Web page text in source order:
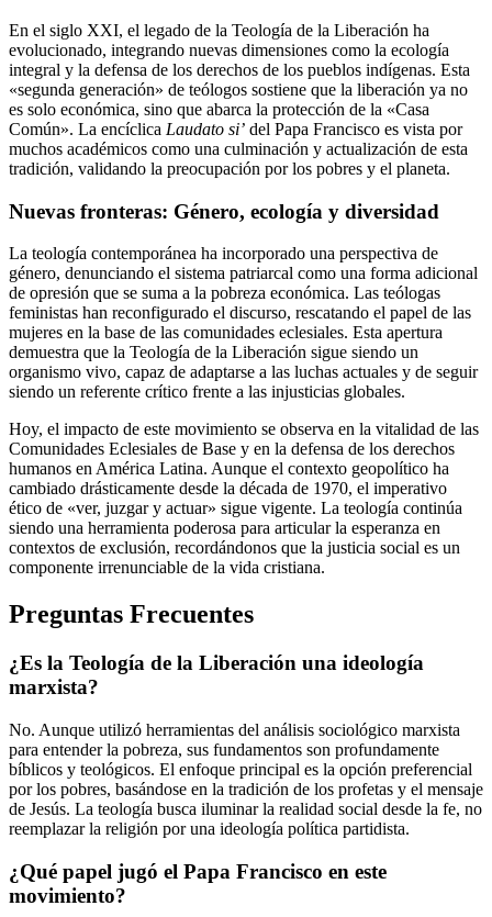
En el siglo XXI, el legado de la Teología de la Liberación ha
evolucionado, integrando nuevas dimensiones como la ecología
integral y la defensa de los derechos de los pueblos indígenas. Esta
«segunda generación» de teólogos sostiene que la liberación ya no
es solo económica, sino que abarca la protección de la «Casa
Común». La encíclica Laudato si’ del Papa Francisco es vista por
muchos académicos como una culminación y actualización de esta
tradición, validando la preocupación por los pobres y el planeta.
Nuevas fronteras: Género, ecología y diversidad
La teología contemporánea ha incorporado una perspectiva de
género, denunciando el sistema patriarcal como una forma adicional
de opresión que se suma a la pobreza económica. Las teólogas
feministas han reconfigurado el discurso, rescatando el papel de las
mujeres en la base de las comunidades eclesiales. Esta apertura
demuestra que la Teología de la Liberación sigue siendo un
organismo vivo, capaz de adaptarse a las luchas actuales y de seguir
siendo un referente crítico frente a las injusticias globales.
Hoy, el impacto de este movimiento se observa en la vitalidad de las
Comunidades Eclesiales de Base y en la defensa de los derechos
humanos en América Latina. Aunque el contexto geopolítico ha
cambiado drásticamente desde la década de 1970, el imperativo
ético de «ver, juzgar y actuar» sigue vigente. La teología continúa
siendo una herramienta poderosa para articular la esperanza en
contextos de exclusión, recordándonos que la justicia social es un
componente irrenunciable de la vida cristiana.
Preguntas Frecuentes
¿Es la Teología de la Liberación una ideología
marxista?
No. Aunque utilizó herramientas del análisis sociológico marxista
para entender la pobreza, sus fundamentos son profundamente
bíblicos y teológicos. El enfoque principal es la opción preferencial
por los pobres, basándose en la tradición de los profetas y el mensaje
de Jesús. La teología busca iluminar la realidad social desde la fe, no
reemplazar la religión por una ideología política partidista.
¿Qué papel jugó el Papa Francisco en este
movimiento?